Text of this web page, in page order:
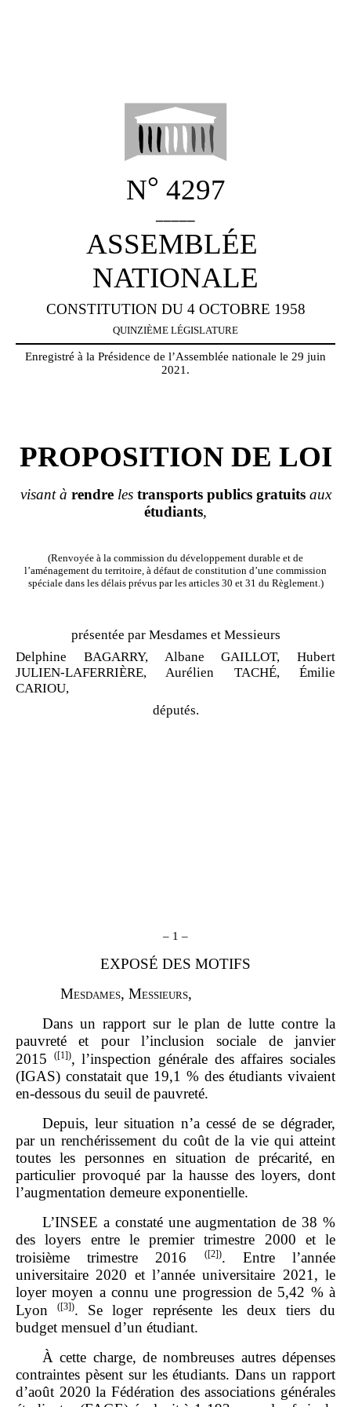
N° 4297
ASSEMBLÉE
NATIONALE
CONSTITUTION DU 4 OCTOBRE 1958
QUINZIÈME LÉGISLATURE
Enregistré à la Présidence de l’Assemblée nationale le 29 juin
2021.
PROPOSITION DE LOI
visant à rendreles transports publics gratuits aux
étudiants,
(Renvoyée à la commission du développement durable et de
l’aménagement du territoire, à défaut de constitution d’une commission
spéciale dans les délais prévus par les articles 30 et 31 du Règlement.)
présentée par Mesdames et Messieurs
Delphine BAGARRY, Albane GAILLOT, Hubert
JULIEN‑LAFERRIÈRE, Aurélien TACHÉ, Émilie
CARIOU,
députés.
– 1 –
EXPOSÉ DES MOTIFS
Mesdames, Messieurs,
Dans un rapport sur le plan de lutte contre la
pauvreté et pour l’inclusion sociale de janvier
2015
([1]), l’inspection générale des affaires sociales
(IGAS) constatait que 19,1 % des étudiants vivaient
en‑dessous du seuil de pauvreté.
Depuis, leur situation n’a cessé de se dégrader,
par un renchérissement du coût de la vie qui atteint
toutes les personnes en situation de précarité, en
particulier provoqué par la hausse des loyers, dont
l’augmentation demeure exponentielle.
L’INSEE a constaté une augmentation de 38 %
des loyers entre le premier trimestre 2000 et le
troisième trimestre 2016
([2]). Entre l’année
universitaire 2020 et l’année universitaire 2021, le
loyer moyen a connu une progression de 5,42 % à
Lyon([3]). Se loger représente les deux tiers du
budget mensuel d’un étudiant.
À cette charge, de nombreuses autres dépenses
contraintes pèsent sur les étudiants. Dans un rapport
d’août 2020 la Fédération des associations générales